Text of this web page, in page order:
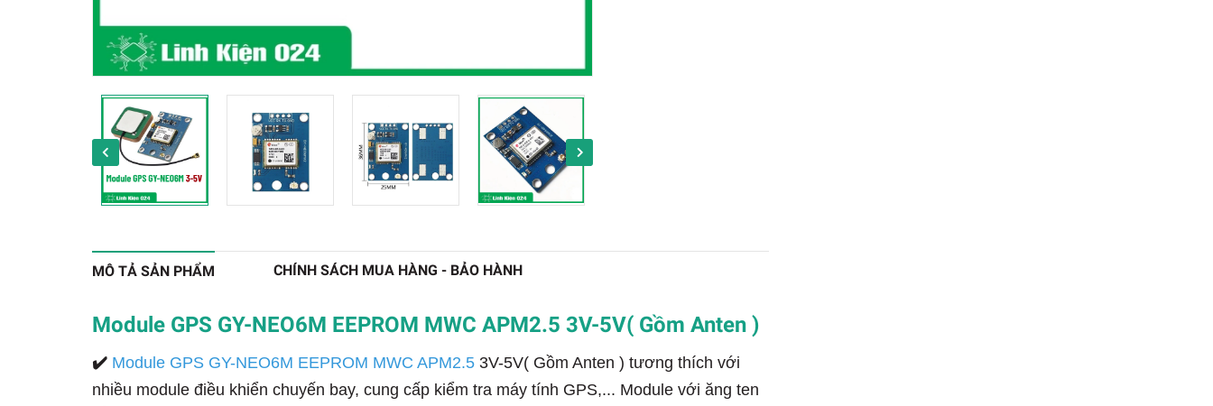
MÔ TẢ SẢN PHẨM CHÍNH SÁCH MUA HÀNG - BẢO HÀNH
Module GPS GY-NEO6M EEPROM MWC APM2.5 3V-5V( Gồm Anten )
✔️ Module GPS GY-NEO6M EEPROM MWC APM2.5 3V-5V( Gồm Anten ) tương thích với
nhiều module điều khiển chuyến bay, cung cấp kiểm tra máy tính GPS,... Module với ăng ten